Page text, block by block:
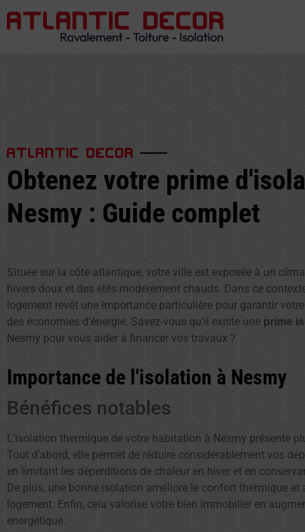
ATLANTIC DECOR
Obtenez votre prime
Nesmy : Guide complet
Située sur la côte atlantique, votre ville est exposée à un
hivers doux et des étés modérément chauds. Dans ce
logement revêt une importance particulière pour garantir
des économies d’énergie. Savez-vous qu’il existe une prime
Nesmy pour vous aider à financer vos travaux ?
Importance de l'isolation à Nesmy
Bénéfices notables
L’isolation thermique de votre habitation à Nesmy présente
Tout d’abord, elle permet de réduire considérablement vos
en limitant les déperditions de chaleur en hiver et en
De plus, une bonne isolation améliore le confort thermique et
logement. Enfin, cela valorise votre bien immobilier en
énergétique.